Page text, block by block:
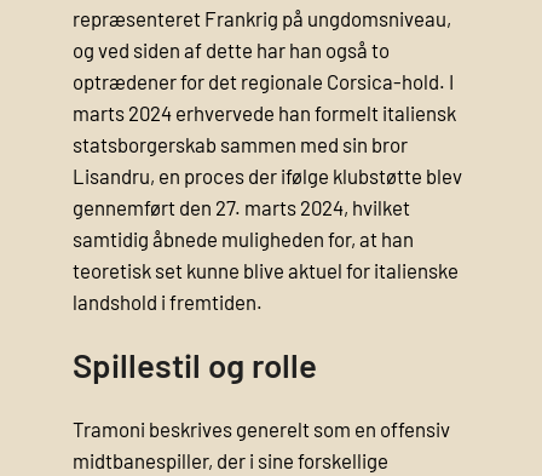
repræsenteret Frankrig på ungdomsniveau,
og ved siden af dette har han også to
optrædener for det regionale Corsica-hold. I
marts 2024 erhvervede han formelt italiensk
statsborgerskab sammen med sin bror
Lisandru, en proces der ifølge klubstøtte blev
gennemført den 27. marts 2024, hvilket
samtidig åbnede muligheden for, at han
teoretisk set kunne blive aktuel for italienske
landshold i fremtiden.
Spillestil og rolle
Tramoni beskrives generelt som en offensiv
midtbanespiller, der i sine forskellige